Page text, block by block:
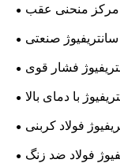
مرکز منحنی عقب
صنعتی
فشار قوی
با دمای بالا
فولاد کربنی
فولاد ضد زنگ